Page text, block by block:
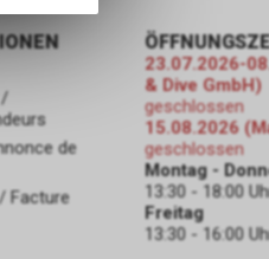
/
de
Facture
23.07.2026-
& Dive GmbH)
geschlossen
15.08.2026
geschlossen
Montag -
13:30 - 18:00
Freitag
13:30 - 16:00